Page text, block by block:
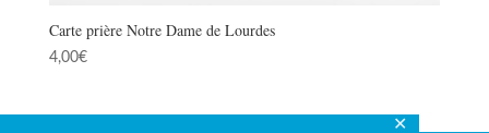
✕
Carte prière Notre Dame de Lourdes
4,00€